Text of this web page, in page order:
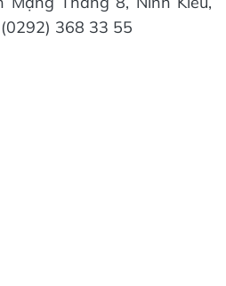
368 33 55